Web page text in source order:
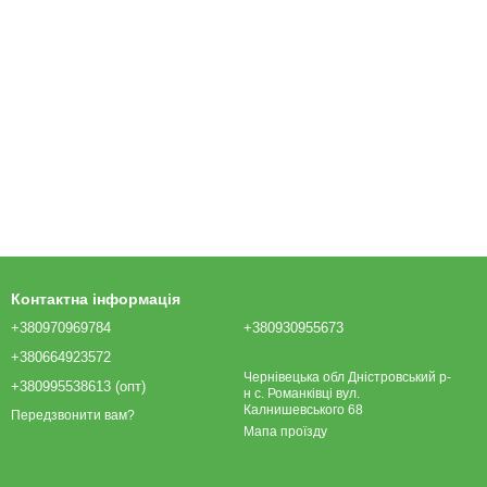
Контактна інформація
+380970969784
+380664923572
+380995538613 (опт)
Передзвонити вам?
+380930955673
Чернівецька обл Дністровський р-
н с. Романківці вул.
Калнишевського 68
Мапа проїзду